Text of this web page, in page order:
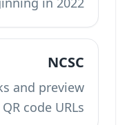
Security Centre
destinations